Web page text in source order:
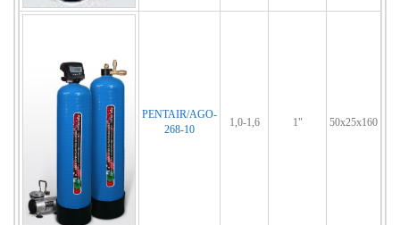
PENTAIR/AGO-
268-10
1,0-1,6 1" 50x25x160